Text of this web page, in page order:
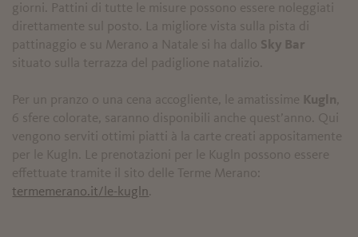
giorni. Pattini di tutte le misure possono essere noleggiati
direttamente sul posto. La migliore vista sulla pista di
pattinaggio e su Merano a Natale si ha dallo Sky Bar
situato sulla terrazza del padiglione natalizio.
Per un pranzo o una cena accogliente, le amatissime Kugln
6 sfere colorate, saranno disponibili anche quest’anno. Qui
vengono serviti ottimi piatti à la carte creati appositamente
per le Kugln. Le prenotazioni per le Kugln possono essere
effettuate tramite il sito delle Terme Merano:
termemerano.it/le-kugln